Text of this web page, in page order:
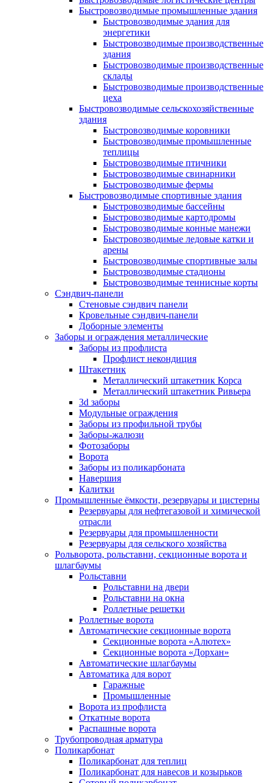
Быстровозводимые промышленные здания
Быстровозводимые здания для
энергетики
Быстровозводимые производственные
здания
Быстровозводимые производственные
склады
Быстровозводимые производственные
цеха
Быстровозводимые сельскохозяйственные
здания
Быстровозводимые коровники
Быстровозводимые промышленные
теплицы
Быстровозводимые птичники
Быстровозводимые свинарники
Быстровозводимые фермы
Быстровозводимые спортивные здания
Быстровозводимые бассейны
Быстровозводимые картодромы
Быстровозводимые конные манежи
Быстровозводимые ледовые катки и
арены
Быстровозводимые спортивные залы
Быстровозводимые стадионы
Быстровозводимые теннисные корты
Сэндвич-панели
Стеновые сэндвич панели
Кровельные сэндвич-панели
Доборные элементы
Заборы и ограждения металлические
Заборы из профлиста
Профлист некондиция
Штакетник
Металлический штакетник Корса
Металлический штакетник Ривьера
3d заборы
Модульные ограждения
Заборы из профильной трубы
Заборы-жалюзи
Фотозаборы
Ворота
Заборы из поликарбоната
Навершия
Калитки
Промышленные ёмкости, резервуары и цистерны
Резервуары для нефтегазовой и химической
отрасли
Резервуары для промышленности
Резервуары для сельского хозяйства
Рольворота, рольставни, секционные ворота и
шлагбаумы
Рольставни
Рольставни на двери
Рольставни на окна
Роллетные решетки
Роллетные ворота
Автоматические секционные ворота
Секционные ворота «Алютех»
Секционные ворота «Дорхан»
Автоматические шлагбаумы
Автоматика для ворот
Гаражные
Промышленные
Ворота из профлиста
Откатные ворота
Распашные ворота
Трубопроводная арматура
Поликарбонат
Поликарбонат для теплиц
Поликарбонат для навесов и козырьков